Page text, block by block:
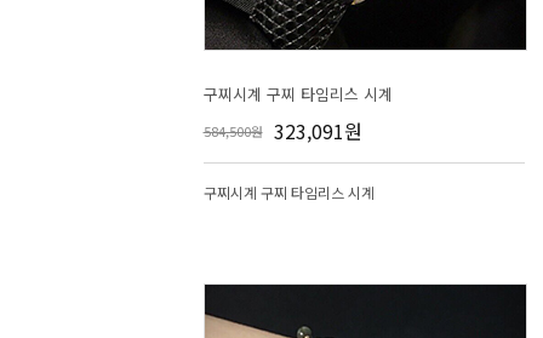
구찌시계 구찌 타임리스 시계
584,500원 323,091원
구찌시계 구찌 타임리스 시계